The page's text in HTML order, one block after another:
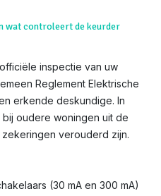
wat controleert de keurder
inspectie van uw
Reglement Elektrische
erkende deskundige. In
oudere woningen uit de
verouderd zijn.
(30 mA en 300 mA)